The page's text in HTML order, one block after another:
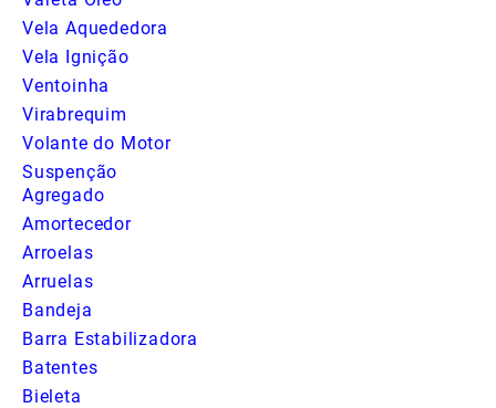
Vela Aquededora
Vela Ignição
Ventoinha
Virabrequim
Volante do Motor
Suspenção
Agregado
Amortecedor
Arroelas
Arruelas
Bandeja
Barra Estabilizadora
Batentes
Bieleta